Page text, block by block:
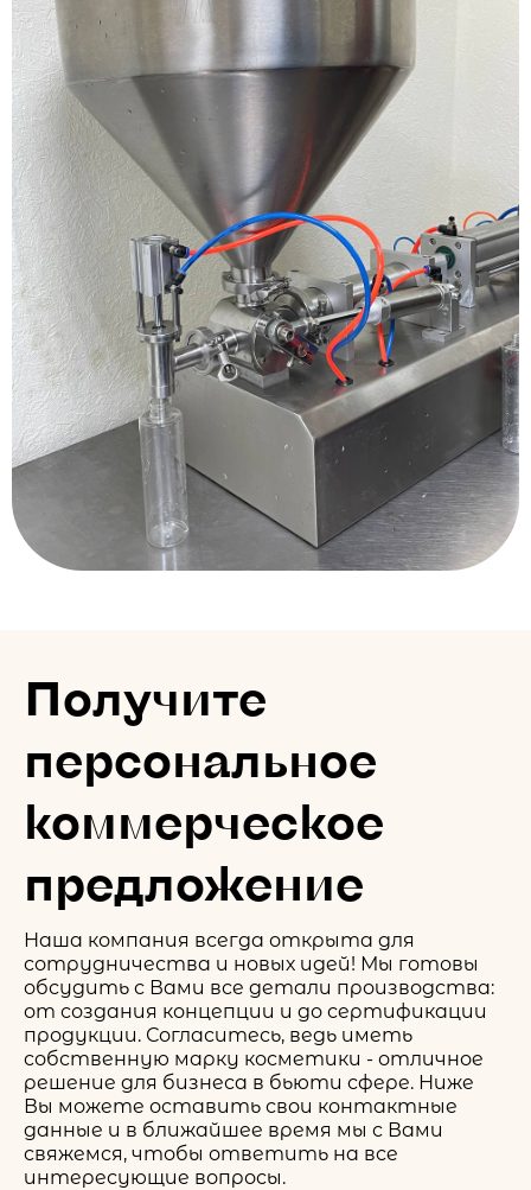
Получите
персональное
коммерческое
предложение
Наша компания всегда открыта для
сотрудничества и новых идей! Мы готовы
обсудить с Вами все детали производства:
от создания концепции и до сертификации
продукции. Согласитесь, ведь иметь
собственную марку косметики - отличное
решение для бизнеса в бьюти сфере. Ниже
Вы можете оставить свои контактные
данные и в ближайшее время мы с Вами
свяжемся, чтобы ответить на все
интересующие вопросы.